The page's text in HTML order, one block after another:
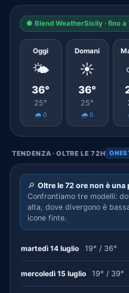
● Blend WeatherSicily · fino
Oggi
🌤️
36°
25°
🌧️ 0
Domani
☀️
36°
25°
🌧️ 0
TENDENZA · OLTRE LE 72H
🔎 Oltre le 72 ore non è
Confrontiamo tre modelli:
alta, dove divergono è
icone finte.
martedì 14 luglio 19° / 36°
mercoledì 15 luglio 19° / 39°